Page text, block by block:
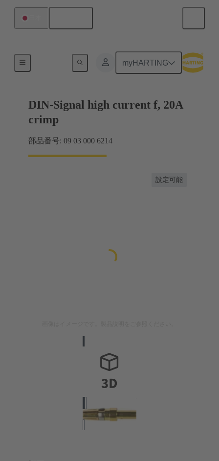
myHARTING
DIN-Signal high current f, 20A
crimp
部品番号: 09 03 000 6214
設定可能